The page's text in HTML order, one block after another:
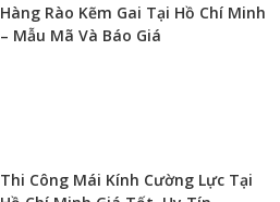
Hàng Rào Kẽm Gai Tại Hồ Chí Minh
– Mẫu Mã Và Báo Giá
Thi Công Mái Kính Cường Lực Tại